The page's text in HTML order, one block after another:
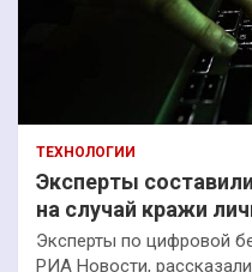
ТЕХНОЛОГИИ
Эксперты
на случай кражи
Эксперты по цифровой
РИА Новости,